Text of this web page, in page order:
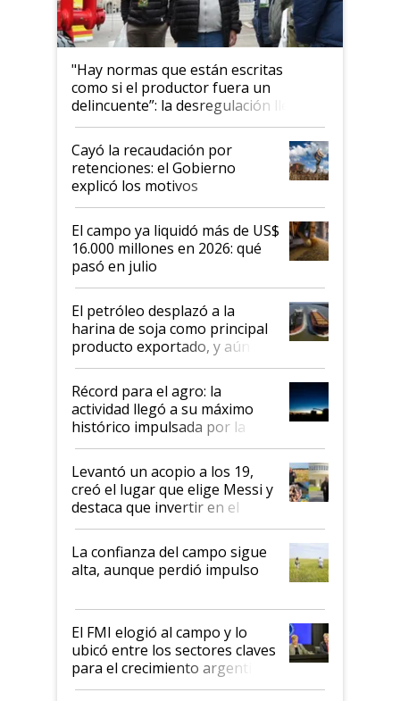
"Hay normas que están escritas
como si el productor fuera un
delincuente”: la desregulación llegó
al Congreso Aapresid y hasta se
habló del financiamiento al IPCVA
Cayó la recaudación por
retenciones: el Gobierno
explicó los motivos
El campo ya liquidó más de US$
16.000 millones en 2026: qué
pasó en julio
El petróleo desplazó a la
harina de soja como principal
producto exportado, y aún así
el agro aportó casi seis de cada
diez dólares y sostuvo el
liderazgo en un semestre
récord
Récord para el agro: la
actividad llegó a su máximo
histórico impulsada por la
cosecha y las exportaciones
Levantó un acopio a los 19,
creó el lugar que elige Messi y
destaca que invertir en el
kirchnerismo era como "darle
plata a un hijo para droga":
Juan Félix Rossetti, el libertario
que de una dura crisis salió
de Milei
La confianza del campo sigue
alta, aunque perdió impulso
El FMI elogió al campo y lo
ubicó entre los sectores claves
para el crecimiento argentino